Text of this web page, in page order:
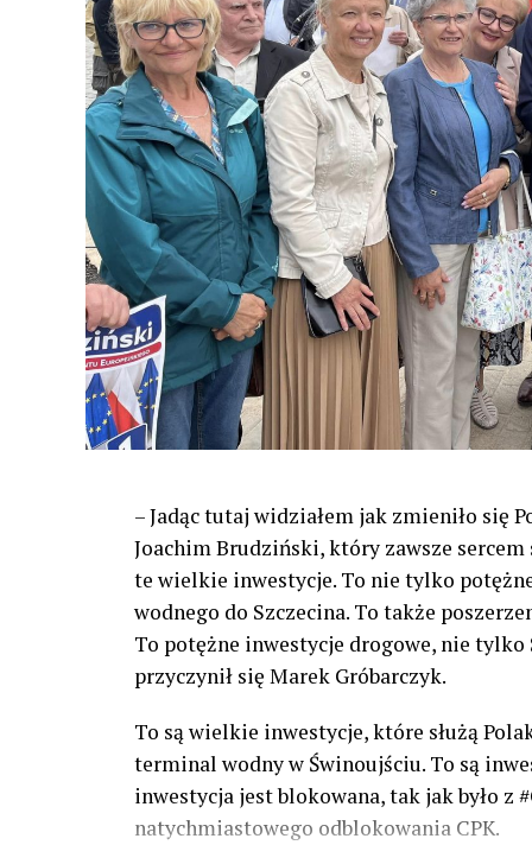
– Jadąc tutaj widziałem jak zmieniło się
Joachim Brudziński, który zawsze
te wielkie inwestycje. To nie tylko
wodnego do Szczecina. To także
To potężne inwestycje drogowe, nie tylko
przyczynił się Marek Gróbarczyk.
To są wielkie inwestycje, które służą
terminal wodny w Świnoujściu. To są
inwestycja jest blokowana, tak jak było z
natychmiastowego odblokowania CPK.